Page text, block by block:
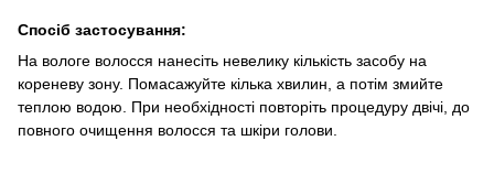
Спосіб застосування:
На вологе волосся нанесіть невелику кількість засобу на
кореневу зону. Помасажуйте кілька хвилин, а потім змийте
теплою водою. При необхідності повторіть процедуру двічі, до
повного очищення волосся та шкіри голови.